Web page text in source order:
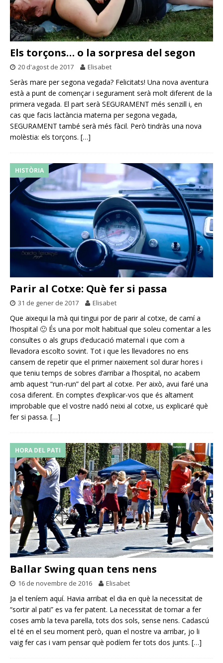
Els torçons… o la sorpresa del segon
20 d'agost de 2017 Elisabet
Seràs mare per segona vegada? Felicitats! Una nova aventura
està a punt de començar i segurament serà molt diferent de la
primera vegada. El part serà SEGURAMENT més senzill i, en
cas que facis lactància materna per segona vegada,
SEGURAMENT també serà més fàcil. Però tindràs una nova
molèstia: els torçons. […]
HISTÒRIA
Parir al Cotxe: Què fer si passa
31 de gener de 2017 Elisabet
Que aixequi la mà qui tingui por de parir al cotxe, de camí a
l’hospital 🙂 És una por molt habitual que soleu comentar a les
consultes o als grups d’educació maternal i que com a
llevadora escolto sovint. Tot i que les llevadores no ens
cansem de repetir que el primer naixement sol durar hores i
que teniu temps de sobres d’arribar a l’hospital, no acabem
amb aquest “run-run” del part al cotxe. Per això, avui faré una
cosa diferent. En comptes d’explicar-vos que és altament
improbable que el vostre nadó neixi al cotxe, us explicaré què
fer si passa. […]
HORA DEL PATI
Ballar Swing quan tens nens
16 de novembre de 2016 Elisabet
Ja el teníem aquí. Havia arribat el dia en què la necessitat de
“sortir al pati” es va fer patent. La necessitat de tornar a fer
coses amb la teva parella, tots dos sols, sense nens. Cadascú
el té en el seu moment però, quan el nostre va arribar, jo li
vaig fer cas i vam pensar què podíem fer tots dos junts. […]